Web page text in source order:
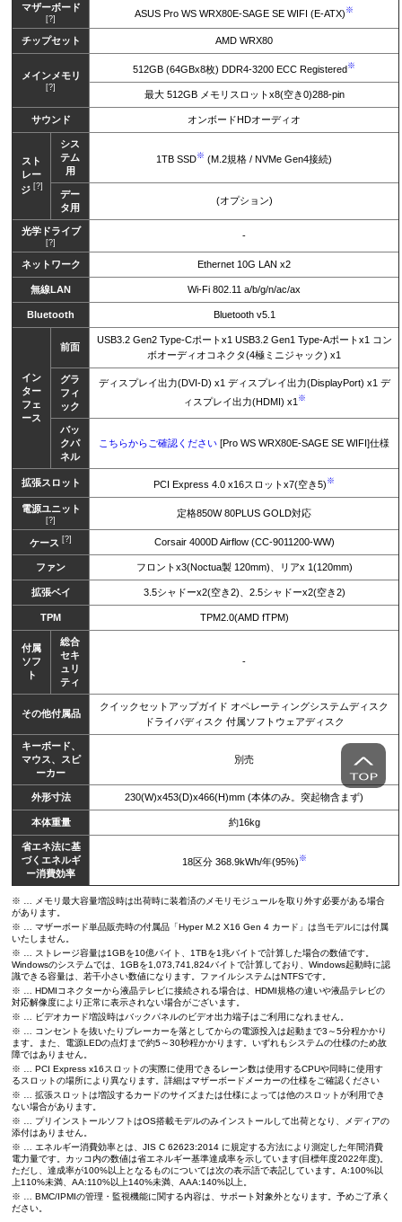
マザーボード
[?]
ASUS Pro WS WRX80E-SAGE SE WIFI (E-ATX) ※
チップセット AMD WRX80
メインメモリ
[?]
512GB (64GBx8枚) DDR4-3200 ECC Registered※
最大 512GB メモリスロットx8(空き0)288-pin
サウンド オンボードHDオーディオ
スト
レー
ジ [?]
シス
テム
用
1TB SSD※ (M.2規格 / NVMe Gen4接続)
デー
タ用
(オプション)
光学ドライブ
[?]
-
ネットワーク Ethernet 10G LAN x2
無線LAN Wi-Fi 802.11 a/b/g/n/ac/ax
Bluetooth Bluetooth v5.1
イン
ター
フェ
ース
前面
USB3.2 Gen2 Type-Cポートx1 USB3.2 Gen1 Type-Aポートx1 コン
ボオーディオコネクタ(4極ミニジャック) x1
グラ
フィ
ック
ディスプレイ出力(DVI-D) x1 ディスプレイ出力(DisplayPort) x1 デ
ィスプレイ出力(HDMI) x1 ※
バッ
クパ
ネル
こちらからご確認ください [Pro WS WRX80E-SAGE SE WIFI]仕様
拡張スロット PCI Express 4.0 x16スロットx7(空き5) ※
電源ユニット
[?]
定格850W 80PLUS GOLD対応
ケース [?] Corsair 4000D Airflow (CC-9011200-WW)
ファン フロントx3(Noctua製 120mm)、リアx 1(120mm)
拡張ベイ 3.5シャドーx2(空き2)、2.5シャドーx2(空き2)
TPM TPM2.0(AMD fTPM)
付属
ソフ
ト
総合
セキ
ュリ
ティ
-
その他付属品
クイックセットアップガイド オペレーティングシステムディスク
ドライバディスク 付属ソフトウェアディスク
キーボード、
マウス、スピ
ーカー
別売
外形寸法 230(W)x453(D)x466(H)mm (本体のみ。突起物含まず)
本体重量 約16kg
省エネ法に基
づくエネルギ
ー消費効率
18区分 368.9kWh/年(95%) ※
※ … メモリ最大容量増設時は出荷時に装着済のメモリモジュールを取り外す必要がある場合
があります。
※ … マザーボード単品販売時の付属品「Hyper M.2 X16 Gen 4 カード」は当モデルには付属
いたしません。
※ … ストレージ容量は1GBを10億バイト、1TBを1兆バイトで計算した場合の数値です。
Windowsのシステムでは、1GBを1,073,741,824バイトで計算しており、Windows起動時に認
識できる容量は、若干小さい数値になります。ファイルシステムはNTFSです。
※ … HDMIコネクターから液晶テレビに接続される場合は、HDMI規格の違いや液晶テレビの
対応解像度により正常に表示されない場合がございます。
※ … ビデオカード増設時はバックパネルのビデオ出力端子はご利用になれません。
※ … コンセントを抜いたりブレーカーを落としてからの電源投入は起動まで3～5分程かかり
ます。また、電源LEDの点灯まで約5～30秒程かかります。いずれもシステムの仕様のため故
障ではありません。
※ … PCI Express x16スロットの実際に使用できるレーン数は使用するCPUや同時に使用す
るスロットの場所により異なります。詳細はマザーボードメーカーの仕様をご確認ください
※ … 拡張スロットは増設するカードのサイズまたは仕様によっては他のスロットが利用でき
ない場合があります。
※ … プリインストールソフトはOS搭載モデルのみインストールして出荷となり、メディアの
添付はありません。
※ … エネルギー消費効率とは、JIS C 62623:2014 に規定する方法により測定した年間消費
電力量です。カッコ内の数値は省エネルギー基準達成率を示しています(目標年度2022年度)。
ただし、達成率が100%以上となるものについては次の表示語で表記しています。A:100%以
上110%未満、AA:110%以上140%未満、AAA:140%以上。
※ … BMC/IPMIの管理・監視機能に関する内容は、サポート対象外となります。予めご了承く
ださい。